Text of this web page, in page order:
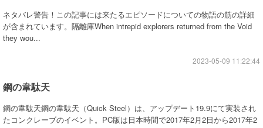
ネタバレ警告！この記事には来たるエピソードについての物語の筋の詳細
が含まれています。隔離庫When intrepid explorers returned from the Void
they wou...
2023-05-09 11:22:44
鋼の韋駄天
鋼の韋駄天鋼の韋駄天（Quick Steel）は、アップデート19.9にて実装され
たコンクレーブのイベント。PC版は日本時間で2017年2月2日から2017年2